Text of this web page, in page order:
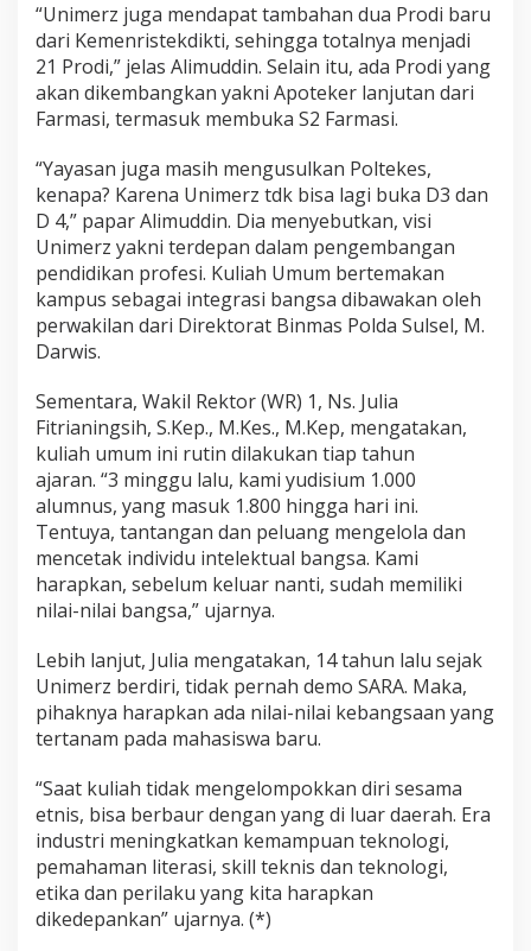
c
a
m
S
A
R
M
e
n
y
a
t
u
k
a
i
t
a
“Unimerz juga mendapat tambahan dua Prodi baru
dari Kemenristekdikti, sehingga totalnya menjadi
21 Prodi,” jelas Alimuddin. Selain itu, ada Prodi yang
akan dikembangkan yakni Apoteker lanjutan dari
Farmasi, termasuk membuka S2 Farmasi.
“Yayasan juga masih mengusulkan Poltekes,
kenapa? Karena Unimerz tdk bisa lagi buka D3 dan
D 4,” papar Alimuddin. Dia menyebutkan, visi
Unimerz yakni terdepan dalam pengembangan
pendidikan profesi. Kuliah Umum bertemakan
kampus sebagai integrasi bangsa dibawakan oleh
perwakilan dari Direktorat Binmas Polda Sulsel, M.
Darwis.
Sementara, Wakil Rektor (WR) 1, Ns. Julia
Fitrianingsih, S.Kep., M.Kes., M.Kep, mengatakan,
kuliah umum ini rutin dilakukan tiap tahun
ajaran. “3 minggu lalu, kami yudisium 1.000
alumnus, yang masuk 1.800 hingga hari ini.
Tentuya, tantangan dan peluang mengelola dan
mencetak individu intelektual bangsa. Kami
harapkan, sebelum keluar nanti, sudah memiliki
nilai-nilai bangsa,” ujarnya.
Lebih lanjut, Julia mengatakan, 14 tahun lalu sejak
Unimerz berdiri, tidak pernah demo SARA. Maka,
pihaknya harapkan ada nilai-nilai kebangsaan yang
tertanam pada mahasiswa baru.
“Saat kuliah tidak mengelompokkan diri sesama
etnis, bisa berbaur dengan yang di luar daerah. Era
industri meningkatkan kemampuan teknologi,
pemahaman literasi, skill teknis dan teknologi,
etika dan perilaku yang kita harapkan
dikedepankan” ujarnya. (*)